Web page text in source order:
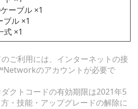
ーブル ×1
ブル ×1
式 ×1
ご利用には、インターネットの接
のアカウントが必要で
クトコードの有効期限は2021年5
・技能・アップグレードの解除に